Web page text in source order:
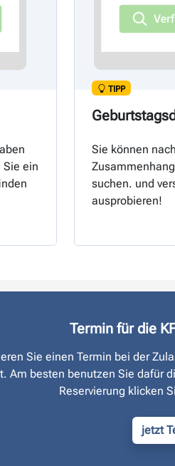
Sie ein
TIPP
Sie können
suchen. und
ausprobieren!
Termin für die
Sie einen Termin bei der
Am besten benutzen Sie dafür
Reservierung klicken
jetzt